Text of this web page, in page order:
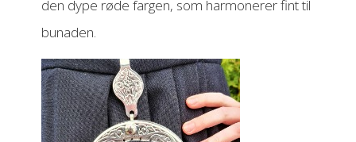
den dype røde fargen, som harmonerer fint til
bunaden.